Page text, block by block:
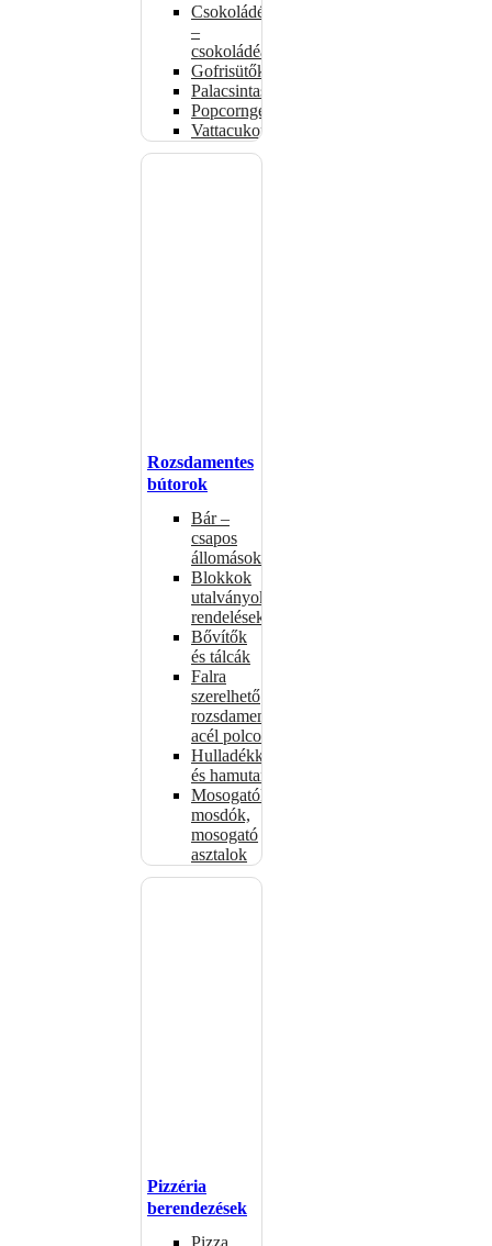
Csokoládémelegítők
–
csokoládéadagolók
Gofrisütők
Palacsintasütők
Popcorngépek
Vattacukorgép
Rozsdamentes
bútorok
Bár –
csapos
állomások
Blokkok
utalványokhoz,
rendelésekhez
Bővítők
és tálcák
Falra
szerelhető
rozsdamentes
acél polcok
Hulladékkosarak
és hamutartók
Mosogatók,
mosdók,
mosogató
asztalok
Pizzéria
berendezések